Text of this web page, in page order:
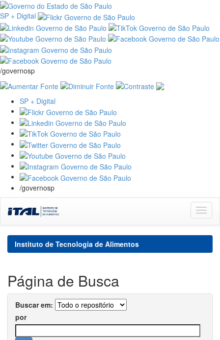
SP + Digital
/governosp
SP + Digital
/governosp
navigation
Instituto de Tecnologia de Alimentos
Página de Busca
Buscar em:
por